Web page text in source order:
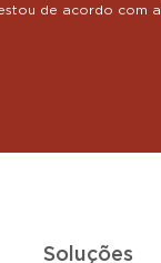
de acordo com a
Soluções